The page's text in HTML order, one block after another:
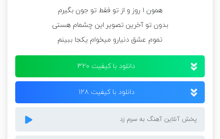
همون ۱ روز و از تو فقط تو جون بگیرم
بدون تو آخرین تصویر این چشمام هستی
تموم عشق دنیارو میخوام یکجا ببینم
دانلود با کیفیت ۳۲۰
دانلود با کیفیت ۱۲۸
پخش آنلاین آهنگ به سرم زد